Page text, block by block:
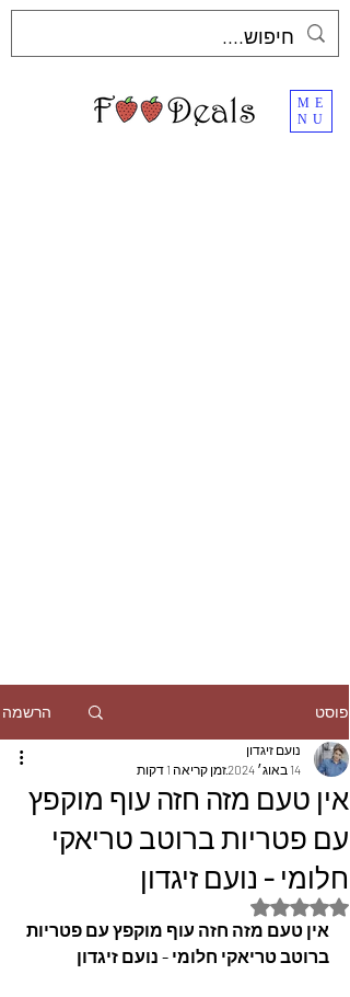
ME
NU
פוסט הרשמה
אין טעם מזה חזה עוף מוקפץ
עם פטריות ברוטב טריאקי
חלומי - נועם זיגדון
נועם זיגדון
14 באוג׳ 2024
זמן קריאה 1 דקות
דירוג של NaN מתוך 5 כוכבים
אין טעם מזה חזה עוף מוקפץ עם פטריות
ברוטב טריאקי חלומי - נועם זיגדון